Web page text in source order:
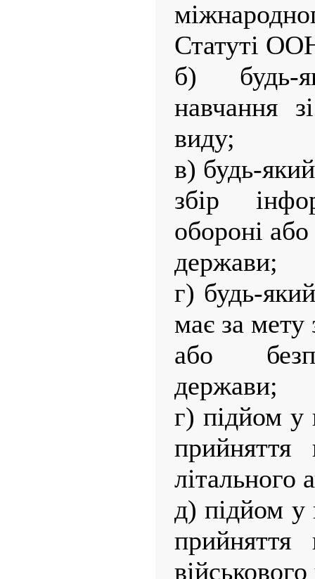
Статуті
б) будь-
навчання
виду;
в) будь-
збір
обороні
держави;
г) будь-
має за мету
або
держави;
г) підйом у
прийняття
літального
д) підйом у
прийняття